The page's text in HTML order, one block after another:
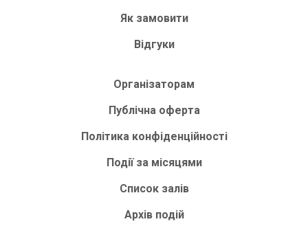
Як замовити
Відгуки
Організаторам
Публічна оферта
Політика конфіденційності
Події за місяцями
Список залів
Архів подій